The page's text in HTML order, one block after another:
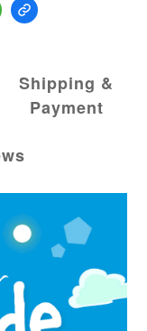
Shipping &
Payment